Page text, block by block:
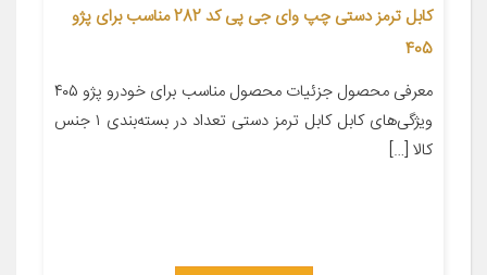
کابل ترمز دستی چپ وای جی پی کد 282 مناسب برای پژو
405
معرفی محصول جزئیات محصول مناسب برای خودرو پژو ۴۰۵
ویژگی‌های کابل کابل ترمز دستی تعداد در بسته‌بندی ۱ جنس
کالا […]